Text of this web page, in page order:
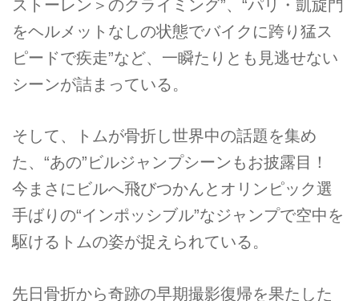
ストーレン＞のクライミング”、“パリ・凱旋門
をヘルメットなしの状態でバイクに跨り猛ス
ピードで疾走”など、一瞬たりとも見逃せない
シーンが詰まっている。
そして、トムが骨折し世界中の話題を集め
た、“あの”ビルジャンプシーンもお披露目！
今まさにビルへ飛びつかんとオリンピック選
手ばりの“インポッシブル”なジャンプで空中を
駆けるトムの姿が捉えられている。
先日骨折から奇跡の早期撮影復帰を果たした